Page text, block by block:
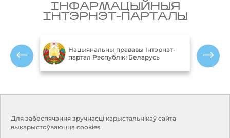
IНФАРМАЦЫЙНЫЯ
IНТЭРНЭТ-ПАРТАЛЫ
Нацыянальны прававы Інтэрнэт-
партал Рэспублікі Беларусь
Для забеспячэння зручнасці карыстальнікаў сайта
выкарыстоўваюцца cookies
Адрас: 220114, г. Мінск, пр.
Незалежнасці, 110
Панядзелак-пятніца: